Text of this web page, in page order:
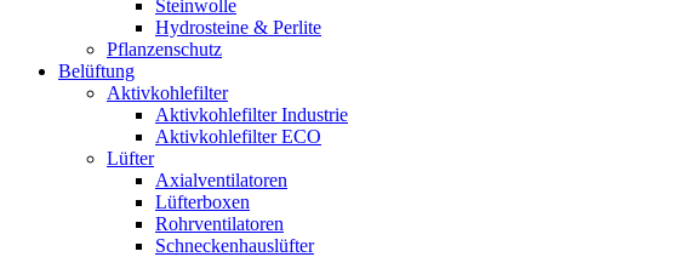
Steinwolle
Hydrosteine & Perlite
Pflanzenschutz
Belüftung
Aktivkohlefilter
Aktivkohlefilter Industrie
Aktivkohlefilter ECO
Lüfter
Axialventilatoren
Lüfterboxen
Rohrventilatoren
Schneckenhauslüfter